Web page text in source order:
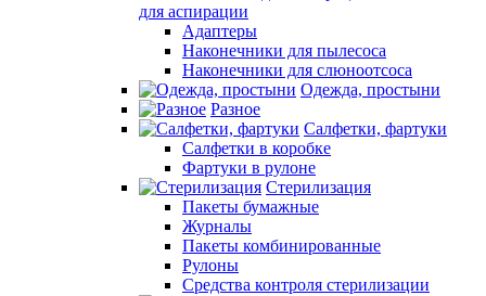
для аспирации
Адаптеры
Наконечники для пылесоса
Наконечники для слюноотсоса
Одежда, простыни
Разное
Салфетки, фартуки
Салфетки в коробке
Фартуки в рулоне
Стерилизация
Пакеты бумажные
Журналы
Пакеты комбинированные
Рулоны
Средства контроля стерилизации